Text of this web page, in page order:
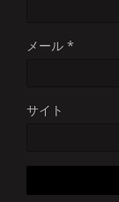
メール *
サイト